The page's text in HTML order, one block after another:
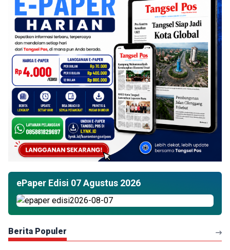
ePaper Edisi 07 Agustus 2026
Berita Populer